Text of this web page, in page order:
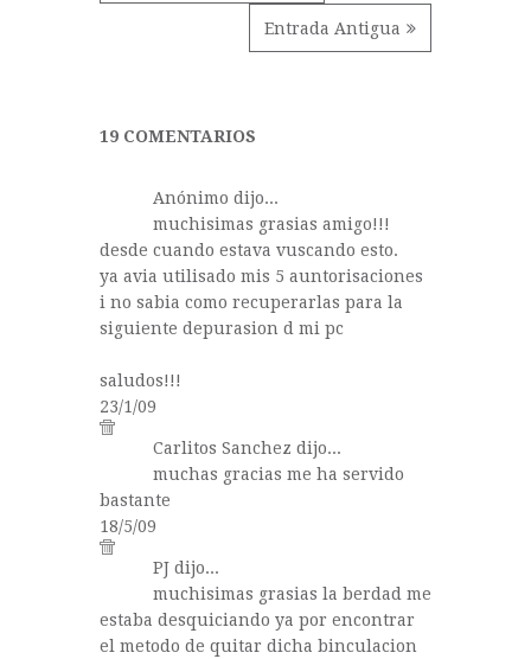
Entrada Antigua
19 COMENTARIOS
Anónimo dijo...
muchisimas grasias amigo!!!
desde cuando estava vuscando esto.
ya avia utilisado mis 5 auntorisaciones
i no sabia como recuperarlas para la
siguiente depurasion d mi pc
saludos!!!
23/1/09
Carlitos Sanchez dijo...
muchas gracias me ha servido
bastante
18/5/09
PJ dijo...
muchisimas grasias la berdad me
estaba desquiciando ya por encontrar
el metodo de quitar dicha binculacion